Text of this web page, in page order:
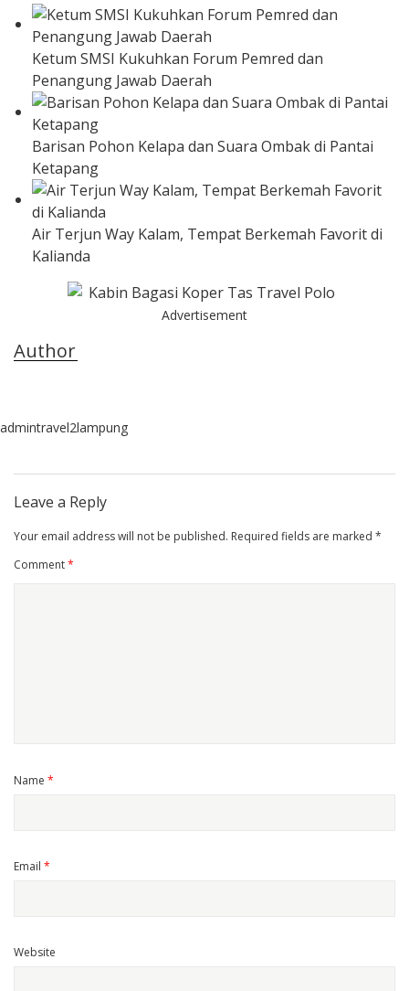
Ketum SMSI Kukuhkan Forum Pemred dan
Penangung Jawab Daerah
Barisan Pohon Kelapa dan Suara Ombak di Pantai
Ketapang
Air Terjun Way Kalam, Tempat Berkemah Favorit di
Kalianda
Advertisement
Author
admintravel2lampung
Leave a Reply
Your email address will not be published. Required fields are marked *
Comment*
Name *
Email *
Website